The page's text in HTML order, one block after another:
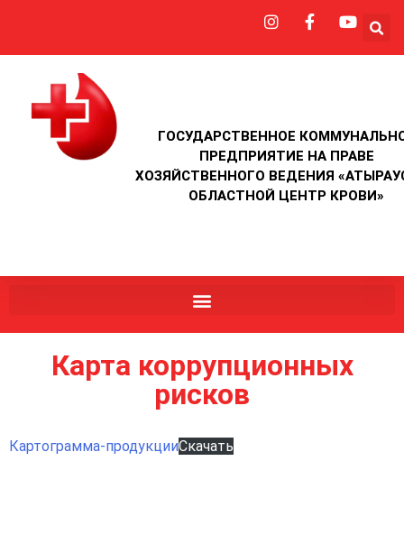
ГОСУДАРСТВЕННОЕ
ПРЕДПРИЯТИЕ НА ПРАВЕ
ХОЗЯЙСТВЕННОГО ВЕДЕНИЯ
ОБЛАСТНОЙ ЦЕНТР КРОВИ»
Карта коррупционных
рисков
Картограмма-продукцииСкачать